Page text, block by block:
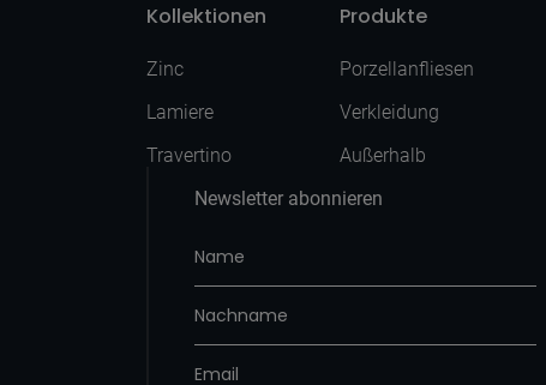
Kollektionen
Zinc
Lamiere
Travertino
Produkte
Porzellanfliesen
Verkleidung
Außerhalb
Newsletter abonnieren